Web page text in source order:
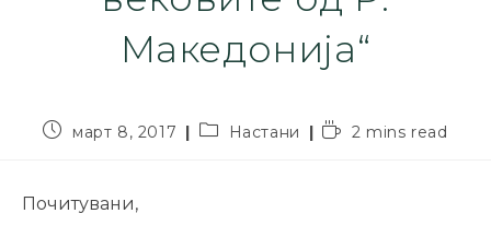
Македонија“
март 8, 2017 Настани 2 mins read
Почитувани,